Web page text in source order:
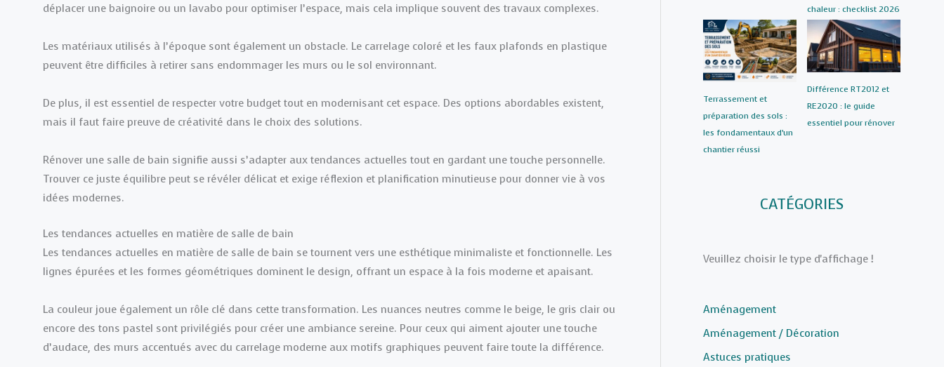
déplacer une baignoire ou un lavabo pour optimiser l’espace, mais cela implique souvent des travaux complexes.
Les matériaux utilisés à l’époque sont également un obstacle. Le carrelage coloré et les faux plafonds en plastique
peuvent être difficiles à retirer sans endommager les murs ou le sol environnant.
De plus, il est essentiel de respecter votre budget tout en modernisant cet espace. Des options abordables existent,
mais il faut faire preuve de créativité dans le choix des solutions.
Rénover une salle de bain signifie aussi s’adapter aux tendances actuelles tout en gardant une touche personnelle.
Trouver ce juste équilibre peut se révéler délicat et exige réflexion et planification minutieuse pour donner vie à vos
idées modernes.
Les tendances actuelles en matière de salle de bain
Les tendances actuelles en matière de salle de bain se tournent vers une esthétique minimaliste et fonctionnelle. Les
lignes épurées et les formes géométriques dominent le design, offrant un espace à la fois moderne et apaisant.
La couleur joue également un rôle clé dans cette transformation. Les nuances neutres comme le beige, le gris clair ou
encore des tons pastel sont privilégiés pour créer une ambiance sereine. Pour ceux qui aiment ajouter une touche
d’audace, des murs accentués avec du carrelage moderne aux motifs graphiques peuvent faire toute la différence.
chaleur : checklist 2026
Terrassement et
préparation des sols :
les fondamentaux d’un
chantier réussi
Différence RT2012 et
RE2020 : le guide
essentiel pour rénover
CATÉGORIES
Veuillez choisir le type d'affichage !
Aménagement
Aménagement / Décoration
Astuces pratiques